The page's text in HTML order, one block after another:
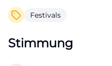
Festivals
Stimmung